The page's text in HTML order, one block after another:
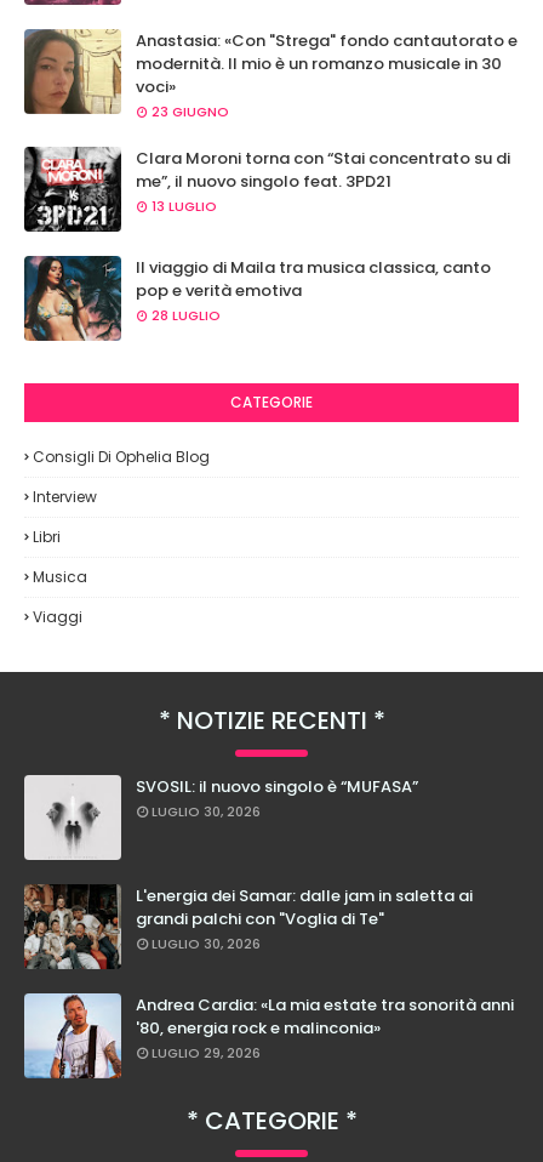
Anastasia: «Con "Strega" fondo cantautorato e
modernità. Il mio è un romanzo musicale in 30
voci»
23 GIUGNO
Clara Moroni torna con “Stai concentrato su di
me”, il nuovo singolo feat. 3PD21
13 LUGLIO
Il viaggio di Maila tra musica classica, canto
pop e verità emotiva
28 LUGLIO
CATEGORIE
Consigli Di Ophelia Blog
Interview
Libri
Musica
Viaggi
NOTIZIE RECENTI
SVOSIL: il nuovo singolo è “MUFASA”
LUGLIO 30, 2026
L'energia dei Samar: dalle jam in saletta ai
grandi palchi con "Voglia di Te"
LUGLIO 30, 2026
Andrea Cardia: «La mia estate tra sonorità anni
'80, energia rock e malinconia»
LUGLIO 29, 2026
CATEGORIE